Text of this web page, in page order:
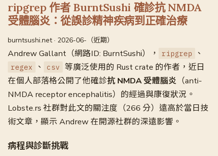
ripgrep 作者 BurntSushi 確診抗 NMDA
受體腦炎：從誤診精神疾病到正確治療
burntsushi.net · 2026-06-（近期）
Andrew Gallant（網路ID: BurntSushi）， ripgrep 、
regex 、 csv
等廣泛使用的 Rust crate 的作者，近日
在個人部落格公開了他確診抗 NMDA 受體腦炎 （anti-
NMDA receptor encephalitis）的經過與康復狀況。
Lobste.rs 社群對此文的關注度（266 分）遠高於當日技
術文章，顯示 Andrew 在開源社群的深遠影響。
病程與診斷挑戰